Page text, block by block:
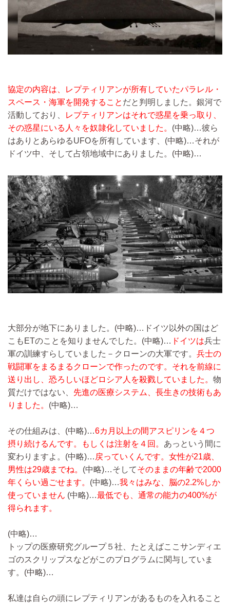
協定の内容は、レプティリアンが所有していたパラレル・
スペース・海軍を開発すること だと判明しました。銀河で
活動しており、
レプティリアンはそれで惑星を乗っ取り、
その惑星にいる人々を奴隷化していました。 (中略)…彼ら
はありとあらゆるUFOを所有しています、 (中略)…それが
ドイツ中、そして占領地域中にありました。 (中略)…
大部分が地下にありました。 (中略)… ドイツ以外の国はど
こもETのことを知りませんでした。 (中略)… ドイツは兵士
軍の訓練すらしていました－クローンの大軍です。 兵士の
戦闘軍をまるまるクローンで作ったのです。それを前線に
送り出し、恐ろしいほどロシア人を殺戮していました。 物
質だけではない、 先進の医療システム、長生きの技術もあ
りました。 (中略)…
その仕組みは、 (中略)…6カ月以上の間アスピリンを４つ
摂り続けるんです。もしくは注射を４回。 あっという間に
変わりますよ。 (中略)… 戻っていくんです。女性が21歳、
男性は29歳までね。 (中略)…そしてそのままの年齢で2000
年くらい過ごせます。 (中略)…我々はみな、脳の2.2%しか
使っていません (中略)…最低でも、通常の能力の400%が
得られます。
(中略)…
トップの医療研究グループ５社、たとえばここサンディエ
ゴのスクリップスなどがこのプログラムに関与していま
す。 (中略)…
私達は自らの頭にレプティリアンがあるものを入れること